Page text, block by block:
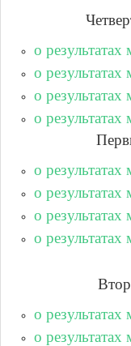
о
о
о
о
о
о
о
о
о
о